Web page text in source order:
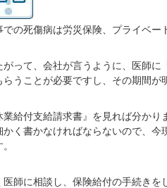
での死傷病は労災保険、プライベー
がって、会社が言うように、医師
らうことが必要ですし、その期間が
業給付支給請求書』を見れば分か
かく書かなければならないので、
医師に相談し、保険給付の手続きを